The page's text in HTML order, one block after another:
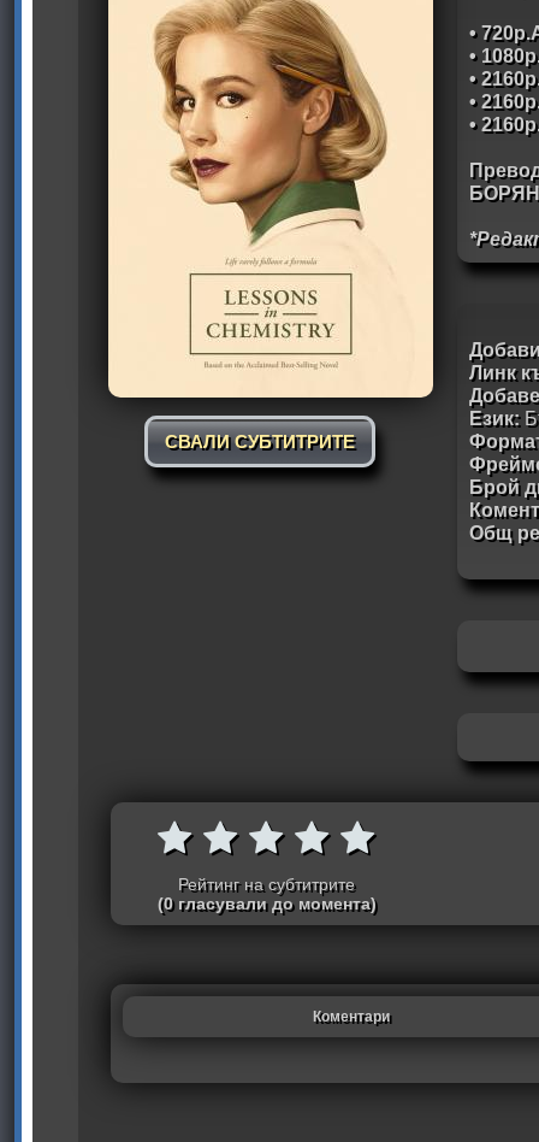
СВАЛИ СУБТИТРИТЕ
•
•
•
•
•
Линк
Език:
Брой
Общ
Рейтинг на субтитрите
(0 гласували до момента)
Коментари